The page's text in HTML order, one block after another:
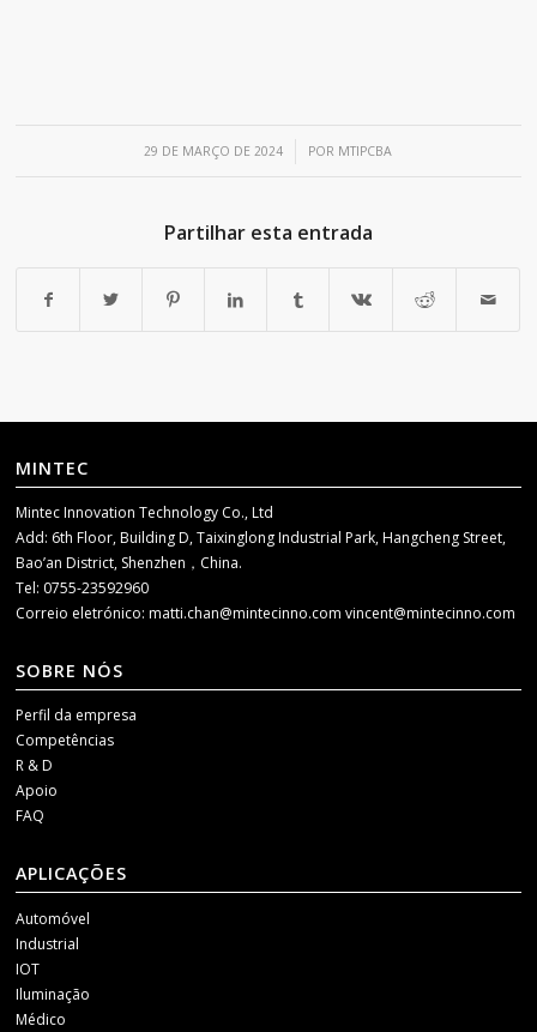
29 DE MARÇO DE 2024
/ POR MTIPCBA
Partilhar esta entrada
MINTEC
Mintec Innovation Technology Co., Ltd
Add: 6th Floor, Building D, Taixinglong Industrial Park, Hangcheng Street,
Bao’an District, Shenzhen，China.
Tel: 0755-23592960
Correio eletrónico:matti.chan@mintecinno.comvincent@mintecinno.com
SOBRE NÓS
Perfil da empresa
Competências
R & D
Apoio
FAQ
APLICAÇÕES
Automóvel
Industrial
IOT
Iluminação
Médico